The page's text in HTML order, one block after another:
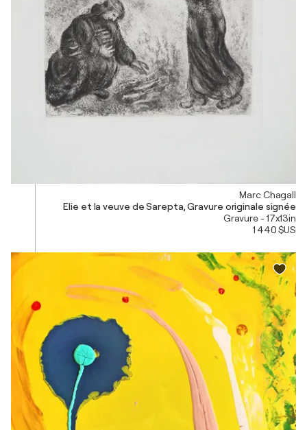
Marc Chagall
Elie et la veuve de Sarepta, Gravure originale signée
Gravure - 17x13in
1 440 $US